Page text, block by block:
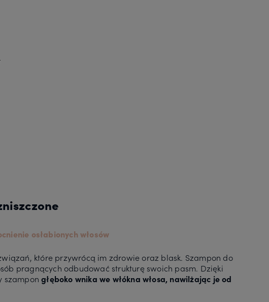
osłabionych włosów
które przywrócą im zdrowie oraz blask. Szampon do
pragnących odbudować strukturę swoich pasm. Dzięki
szampongłęboko wnika we włókna włosa, nawilżając je od